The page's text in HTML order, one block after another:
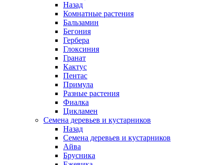
Назад
Комнатные растения
Бальзамин
Бегония
Гербера
Глоксиния
Гранат
Кактус
Пентас
Примула
Разные растения
Фиалка
Цикламен
Семена деревьев и кустарников
Назад
Семена деревьев и кустарников
Айва
Брусника